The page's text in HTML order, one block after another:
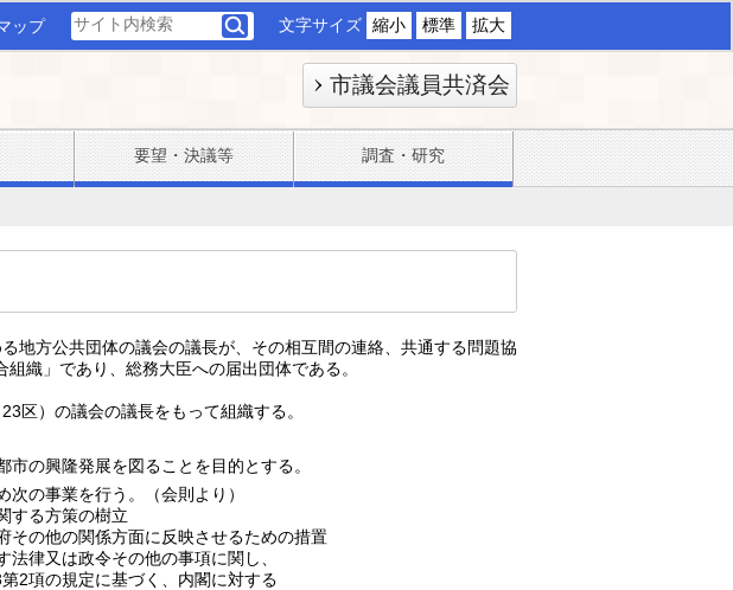
ップ 文字サイズ 縮小 標準 拡大
市議会議員共済会
要望・決議等 調査・研究
地方公共団体の議会の議長が、その相互間の連絡、共通する問題協
織」であり、総務大臣への届出団体である。
区）の議会の議長をもって組織する。
市の興隆発展を図ることを目的とする。
次の事業を行う。（会則より）
する方策の樹立
その他の関係方面に反映させるための措置
法律又は政令その他の事項に関し、
2項の規定に基づく、内閣に対する